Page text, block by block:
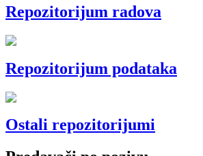
Repozitorijum radova
Repozitorijum podataka
Ostali repozitorijumi